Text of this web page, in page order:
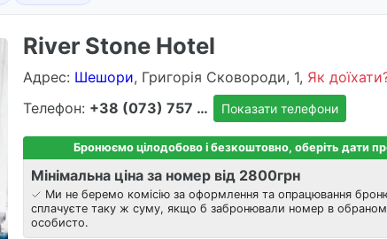
River Stone Hotel
Адрес: Шешори, Григорія Сковороди, 1, Як
Телефон:
+38 (073) 757 8303 Показати телефони
Бронюємо цілодобово і безкоштовно, оберіть дати
Мінімальна ціна за номер від 2800грн
Ми не беремо комісію за оформлення та опрацювання
сплачуєте таку ж суму, якщо б забронювали номер в
особисто.